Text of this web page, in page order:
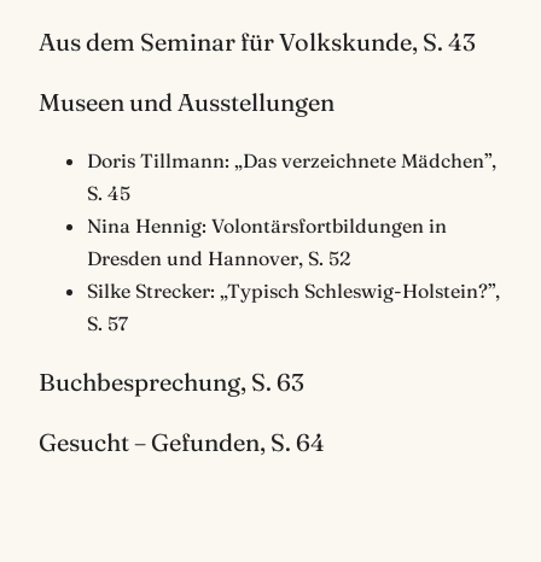
Aus dem Seminar für Volkskunde, S. 43
Museen und Ausstellungen
Doris Tillmann: „Das verzeichnete Mädchen”,
S. 45
Nina Hennig: Volontärsfortbildungen in
Dresden und Hannover, S. 52
Silke Strecker: „Typisch Schleswig-Holstein?”,
S. 57
Buchbesprechung, S. 63
Gesucht – Gefunden, S. 64